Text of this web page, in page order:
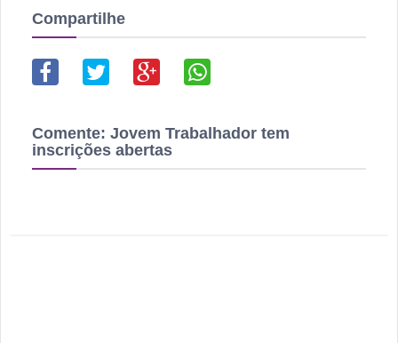
Compartilhe
Comente: Jovem Trabalhador tem
inscrições abertas